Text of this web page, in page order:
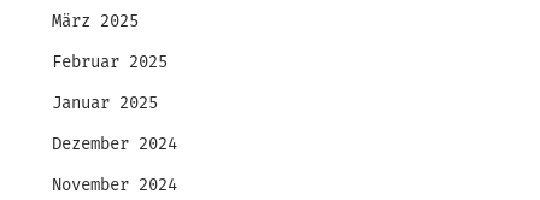
März 2025
Februar 2025
Januar 2025
Dezember 2024
November 2024